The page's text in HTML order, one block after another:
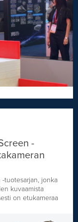
-
tuotesarjan, jonka
kuvaamista
on etukameraa